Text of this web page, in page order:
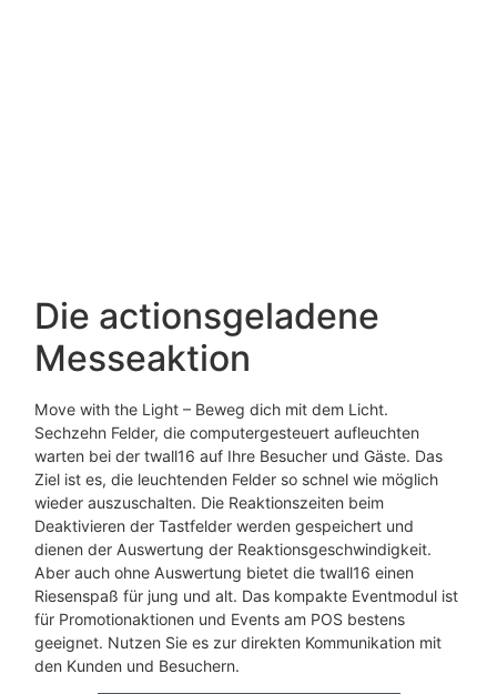
Die actionsgeladene
Messeaktion
Move with the Light – Beweg dich mit dem Licht.
Sechzehn Felder, die computergesteuert aufleuchten
warten bei der twall16 auf Ihre Besucher und Gäste. Das
Ziel ist es, die leuchtenden Felder so schnel wie möglich
wieder auszuschalten. Die Reaktionszeiten beim
Deaktivieren der Tastfelder werden gespeichert und
dienen der Auswertung der Reaktionsgeschwindigkeit.
Aber auch ohne Auswertung bietet die twall16 einen
Riesenspaß für jung und alt. Das kompakte Eventmodul ist
für Promotionaktionen und Events am POS bestens
geeignet. Nutzen Sie es zur direkten Kommunikation mit
den Kunden und Besuchern.